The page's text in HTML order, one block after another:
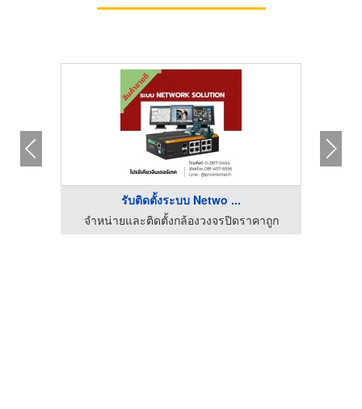
รับติดตั้งระบบ Netwo ...
จำหน่ายและติดตั้งกล้องวงจรปิดราคาถูก